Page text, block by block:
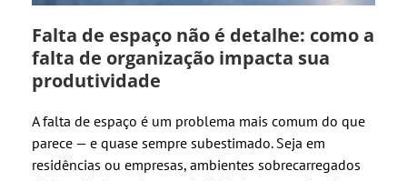
Falta de espaço não é detalhe: como a
falta de organização impacta sua
produtividade
A falta de espaço é um problema mais comum do que
parece — e quase sempre subestimado. Seja em
residências ou empresas, ambientes sobrecarregados